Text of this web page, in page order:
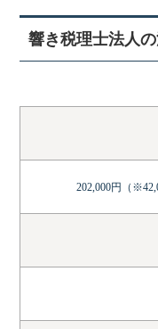
響き税理士法人
202,000円（